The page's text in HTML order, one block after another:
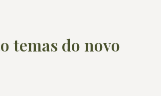
temas do novo